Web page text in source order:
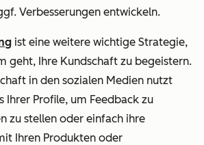
Verbesserungen entwickeln.
ist eine weitere wichtige Strategie,
geht, Ihre Kundschaft zu begeistern.
in den sozialen Medien nutzt
Ihrer Profile, um Feedback zu
zu stellen oder einfach ihre
Ihren Produkten oder